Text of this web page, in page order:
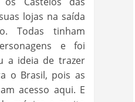
lojas na saída
Todas tinham
e foi
a ideia de trazer
o Brasil, pois as
acesso aqui. E